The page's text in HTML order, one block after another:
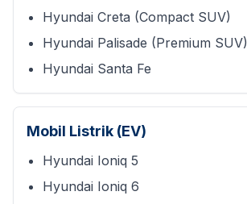
Hyundai Creta (Compact SUV)
Hyundai Palisade (Premium SUV)
Hyundai Santa Fe
Mobil Listrik (EV)
Hyundai Ioniq 5
Hyundai Ioniq 6